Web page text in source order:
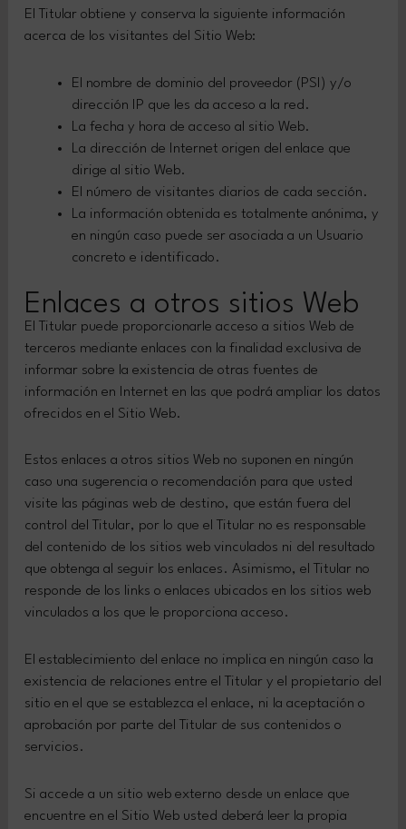
El Titular obtiene y conserva la siguiente información
acerca de los visitantes del Sitio Web:
El nombre de dominio del proveedor (PSI) y/o
dirección IP que les da acceso a la red.
La fecha y hora de acceso al sitio Web.
La dirección de Internet origen del enlace que
dirige al sitio Web.
El número de visitantes diarios de cada sección.
La información obtenida es totalmente anónima, y
en ningún caso puede ser asociada a un Usuario
concreto e identificado.
Enlaces a otros sitios Web
El Titular puede proporcionarle acceso a sitios Web de
terceros mediante enlaces con la finalidad exclusiva de
informar sobre la existencia de otras fuentes de
información en Internet en las que podrá ampliar los datos
ofrecidos en el Sitio Web.
Estos enlaces a otros sitios Web no suponen en ningún
caso una sugerencia o recomendación para que usted
visite las páginas web de destino, que están fuera del
control del Titular, por lo que el Titular no es responsable
del contenido de los sitios web vinculados ni del resultado
que obtenga al seguir los enlaces. Asimismo, el Titular no
responde de los links o enlaces ubicados en los sitios web
vinculados a los que le proporciona acceso.
El establecimiento del enlace no implica en ningún caso la
existencia de relaciones entre el Titular y el propietario del
sitio en el que se establezca el enlace, ni la aceptación o
aprobación por parte del Titular de sus contenidos o
servicios.
Si accede a un sitio web externo desde un enlace que
encuentre en el Sitio Web usted deberá leer la propia